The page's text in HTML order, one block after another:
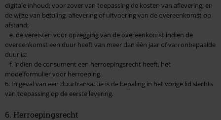
digitale inhoud; voor zover van toepassing de kosten van aflevering; en
de wijze van betaling, aflevering of uitvoering van de overeenkomst op
afstand;
e. de vereisten voor opzegging van de overeenkomst indien de
overeenkomst een duur heeft van meer dan één jaar of van onbepaalde
duur is;
f. indien de consument een herroepingsrecht heeft, het
modelformulier voor herroeping.
6. In geval van een duurtransactie is de bepaling in het vorige lid slechts
van toepassing op de eerste levering.
6. Herroepingsrecht